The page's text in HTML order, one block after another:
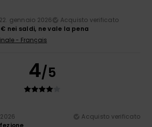
gennaio 2026
Acquisto verificato
€ nei saldi, ne vale la pena
- Français
4/5
Acquisto verificato